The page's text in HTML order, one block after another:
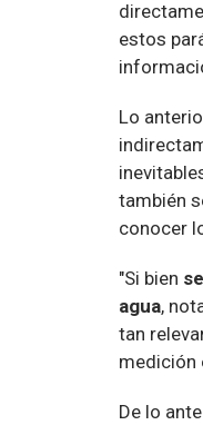
estos
Lo
también
conocer
"Si bien
agua,
tan
medición
De lo